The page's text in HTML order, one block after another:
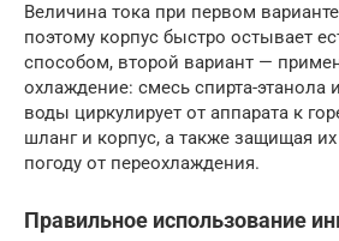
Величина тока при первом
поэтому корпус быстро остывает
способом, второй вариант —
охлаждение: смесь спирта-этанола
воды циркулирует от аппарата к
шланг и корпус, а также защищая
погоду от переохлаждения.
Правильное использование